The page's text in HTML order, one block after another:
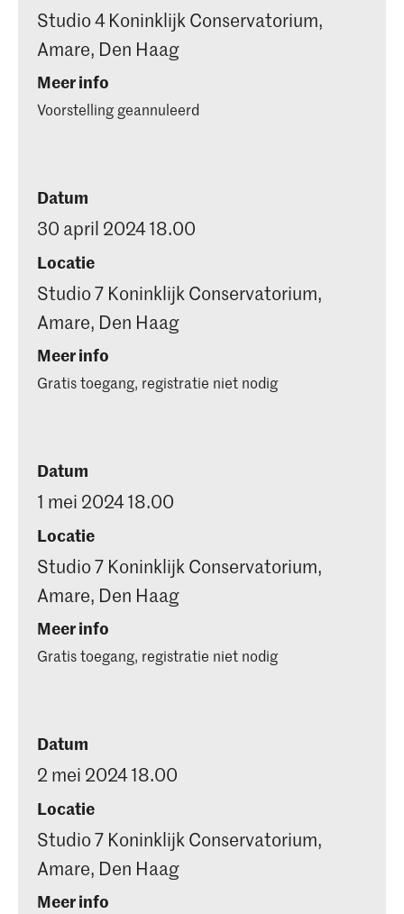
Studio 4 Koninklijk Conservatorium,
Amare, Den Haag
Meer info
Voorstelling geannuleerd
Datum
30 april 2024 18.00
Locatie
Studio 7 Koninklijk Conservatorium,
Amare, Den Haag
Meer info
Gratis toegang, registratie niet nodig
Datum
1 mei 2024 18.00
Locatie
Studio 7 Koninklijk Conservatorium,
Amare, Den Haag
Meer info
Gratis toegang, registratie niet nodig
Datum
2 mei 2024 18.00
Locatie
Studio 7 Koninklijk Conservatorium,
Amare, Den Haag
Meer info